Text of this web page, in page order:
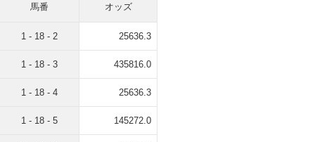
馬番 オッズ
1 - 18 - 2 25636.3
1 - 18 - 3 435816.0
1 - 18 - 4 25636.3
1 - 18 - 5 145272.0